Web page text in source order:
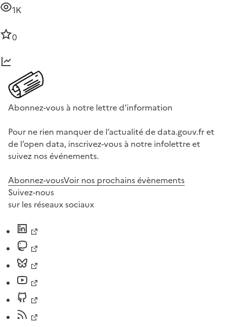
1K
0
Abonnez-vous à notre lettre d'information
Pour ne rien manquer de l’actualité de data.gouv.fr et
de l’open data, inscrivez-vous à notre infolettre et
suivez nos événements.
Abonnez-vousVoir nos prochains évènements
Suivez-nous
sur les réseaux sociaux